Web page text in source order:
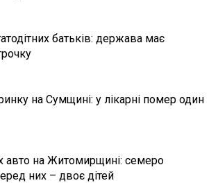
батьків: держава має
на Сумщині: у лікарні помер один
авто на Житомирщині: семеро
них – двоє дітей